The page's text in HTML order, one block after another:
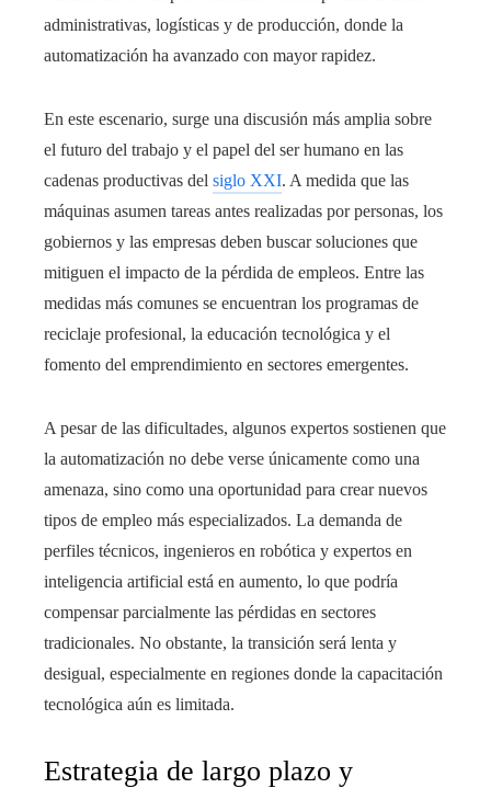
administrativas, logísticas y de producción, donde la
automatización ha avanzado con mayor rapidez.
En este escenario, surge una discusión más amplia sobre
el futuro del trabajo y el papel del ser humano en las
cadenas productivas del siglo XXI. A medida que las
máquinas asumen tareas antes realizadas por personas, los
gobiernos y las empresas deben buscar soluciones que
mitiguen el impacto de la pérdida de empleos. Entre las
medidas más comunes se encuentran los programas de
reciclaje profesional, la educación tecnológica y el
fomento del emprendimiento en sectores emergentes.
A pesar de las dificultades, algunos expertos sostienen que
la automatización no debe verse únicamente como una
amenaza, sino como una oportunidad para crear nuevos
tipos de empleo más especializados. La demanda de
perfiles técnicos, ingenieros en robótica y expertos en
inteligencia artificial está en aumento, lo que podría
compensar parcialmente las pérdidas en sectores
tradicionales. No obstante, la transición será lenta y
desigual, especialmente en regiones donde la capacitación
tecnológica aún es limitada.
Estrategia de largo plazo y